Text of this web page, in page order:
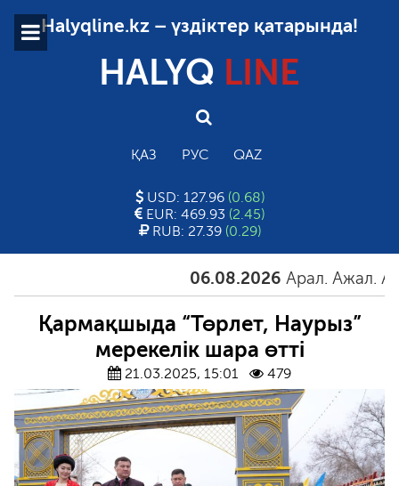
Halyqline.kz – үздіктер қатарында!
HALYQ LINE
ҚАЗ РУС QAZ
USD: 127.96 (0.68)
EUR: 469.93 (2.45)
RUB: 27.39 (0.29)
06.08.2026 Арал. Ажал. Айғақ
Қармақшыда “Төрлет, Наурыз”
мерекелік шара өтті
21.03.2025, 15:01 479